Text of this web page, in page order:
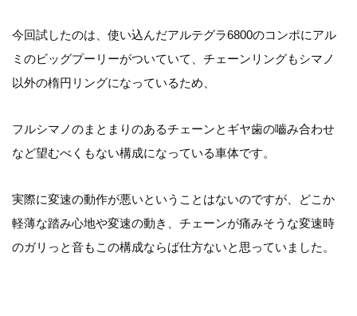
今回試したのは、使い込んだアルテグラ6800のコンポにアル
ミのビッグプーリーがついていて、チェーンリングもシマノ
以外の楕円リングになっているため、
フルシマノのまとまりのあるチェーンとギヤ歯の嚙み合わせ
など望むべくもない構成になっている車体です。
実際に変速の動作が悪いということはないのですが、どこか
軽薄な踏み心地や変速の動き、チェーンが痛みそうな変速時
のガリっと音もこの構成ならば仕方ないと思っていました。